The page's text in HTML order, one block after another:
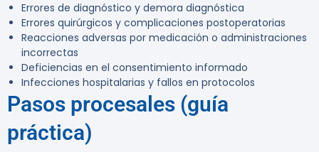
Errores de diagnóstico y demora diagnóstica
Errores quirúrgicos y complicaciones postoperatorias
Reacciones adversas por medicación o administraciones
incorrectas
Deficiencias en el consentimiento informado
Infecciones hospitalarias y fallos en protocolos
Pasos procesales (guía
práctica)